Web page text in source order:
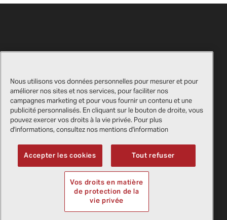
Nous contacter
Boutique cadeaux Bell
Certificats
Mentions légales
Bell Textron Inc.
Nous utilisons vos données personnelles pour mesurer et pour
améliorer nos sites et nos services, pour faciliter nos
campagnes marketing et pour vous fournir un contenu et une
publicité personnalisés. En cliquant sur le bouton de droite, vous
pouvez exercer vos droits à la vie privée. Pour plus
d'informations, consultez nos mentions d'information
Accepter les cookies Tout refuser
Vos droits en matière
de protection de la
vie privée